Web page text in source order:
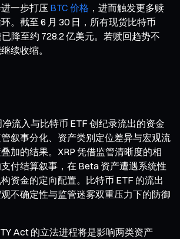
一步打压 BTC 价格 ，进而触发更多赎
。截至 6 月 30 日，所有现货比特币
降至约 728.2 亿美元。若赎回趋势不
续收缩。
净流入与比特币 ETF 创纪录流出的资金
叙事分化、资产类别定位差异与宏观流
加的结果。XRP 凭借监管清晰度的相
付结算叙事，在 Beta 资产遭遇系统性
资金的定向配置。比特币 ETF 的流出
不确定性与监管迷雾双重压力下的防御
Act 的立法进程将是影响两类资产